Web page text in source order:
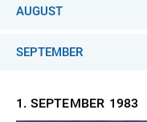
AUGUST
SEPTEMBER
1. SEPTEMBER 1983